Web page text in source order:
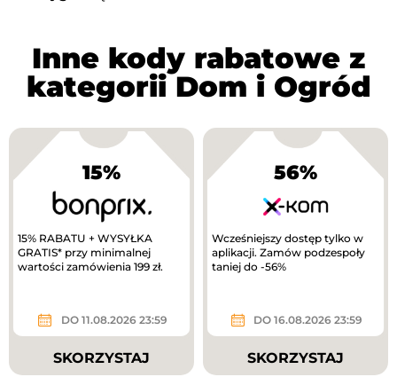
Inne kody rabatowe z
kategorii Dom i Ogród
15%
15% RABATU + WYSYŁKA
GRATIS* przy minimalnej
wartości zamówienia 199 zł.
DO 11.08.2026 23:59
SKORZYSTAJ
56%
Wcześniejszy dostęp tylko w
aplikacji. Zamów podzespoły
taniej do -56%
DO 16.08.2026 23:59
SKORZYSTAJ